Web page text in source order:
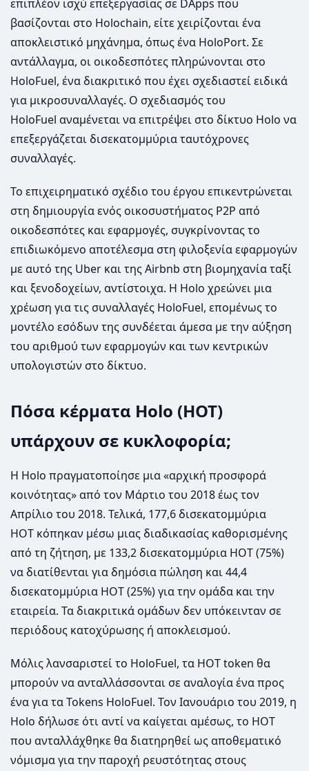
επιπλέον ισχύ επεξεργασίας σε DApps που
βασίζονται στο Holochain, είτε χειρίζονται ένα
αποκλειστικό μηχάνημα, όπως ένα HoloPort. Σε
αντάλλαγμα, οι οικοδεσπότες πληρώνονται στο
HoloFuel, ένα διακριτικό που έχει σχεδιαστεί ειδικά
για μικροσυναλλαγές. Ο σχεδιασμός του
HoloFuel αναμένεται να επιτρέψει στο δίκτυο Holo να
επεξεργάζεται δισεκατομμύρια ταυτόχρονες
συναλλαγές.
Το επιχειρηματικό σχέδιο του έργου επικεντρώνεται
στη δημιουργία ενός οικοσυστήματος P2P από
οικοδεσπότες και εφαρμογές, συγκρίνοντας το
επιδιωκόμενο αποτέλεσμα στη φιλοξενία εφαρμογών
με αυτό της Uber και της Airbnb στη βιομηχανία ταξί
και ξενοδοχείων, αντίστοιχα. Η Holo χρεώνει μια
χρέωση για τις συναλλαγές HoloFuel, επομένως το
μοντέλο εσόδων της συνδέεται άμεσα με την αύξηση
του αριθμού των εφαρμογών και των κεντρικών
υπολογιστών στο δίκτυο.
Πόσα κέρματα Holo (HOT)
υπάρχουν σε κυκλοφορία;
Η Holo πραγματοποίησε μια «αρχική προσφορά
κοινότητας» από τον Μάρτιο του 2018 έως τον
Απρίλιο του 2018. Τελικά, 177,6 δισεκατομμύρια
HOT κόπηκαν μέσω μιας διαδικασίας καθορισμένης
από τη ζήτηση, με 133,2 δισεκατομμύρια HOT (75%)
να διατίθενται για δημόσια πώληση και 44,4
δισεκατομμύρια HOT (25%) για την ομάδα και την
εταιρεία. Τα διακριτικά ομάδων δεν υπόκεινταν σε
περιόδους κατοχύρωσης ή αποκλεισμού.
Μόλις λανσαριστεί το HoloFuel, τα HOT token θα
μπορούν να ανταλλάσσονται σε αναλογία ένα προς
ένα για τα Tokens HoloFuel. Τον Ιανουάριο του 2019, η
Holo δήλωσε ότι αντί να καίγεται αμέσως, το HOT
που ανταλλάχθηκε θα διατηρηθεί ως αποθεματικό
νόμισμα για την παροχή ρευστότητας στους